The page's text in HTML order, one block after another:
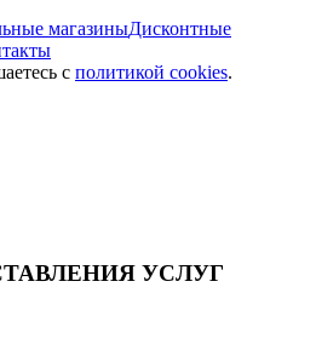
магазиныДисконтные
с политикой cookies.
УСЛУГ